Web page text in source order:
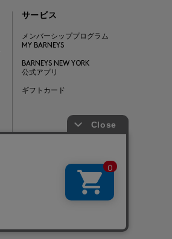
サービス
メンバーシッププログラム
MY BARNEYS
BARNEYS NEW YORK
公式アプリ
ギフトカード